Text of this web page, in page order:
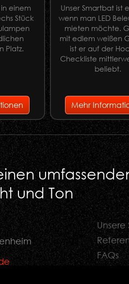
einem
Stück
Platz.
Unser Smartbat ist
wenn man LED
mieten möchte.
mit edlem weißen
ist er auf der
Checkliste
beliebt.
Mehr
und Ton
Unsere
FAQs